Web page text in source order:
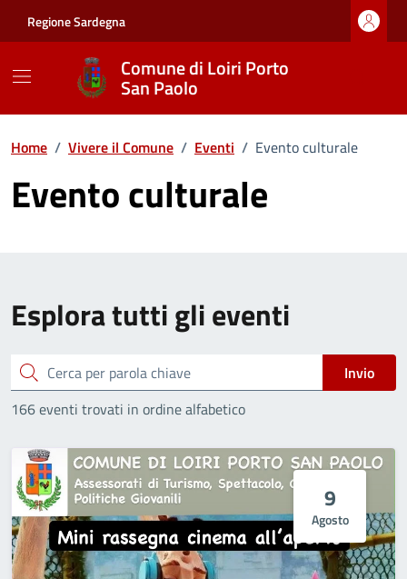
Regione Sardegna
Comune di Loiri Porto
San Paolo
Home / Vivere il Comune / Eventi / Evento culturale
Evento culturale
Esplora tutti gli eventi
Cerca
Invio
166 eventi trovati in ordine alfabetico
9
Agosto